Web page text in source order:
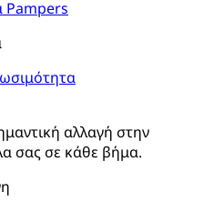
Pampers
αλλαγή στην
σας σε κάθε βήμα.